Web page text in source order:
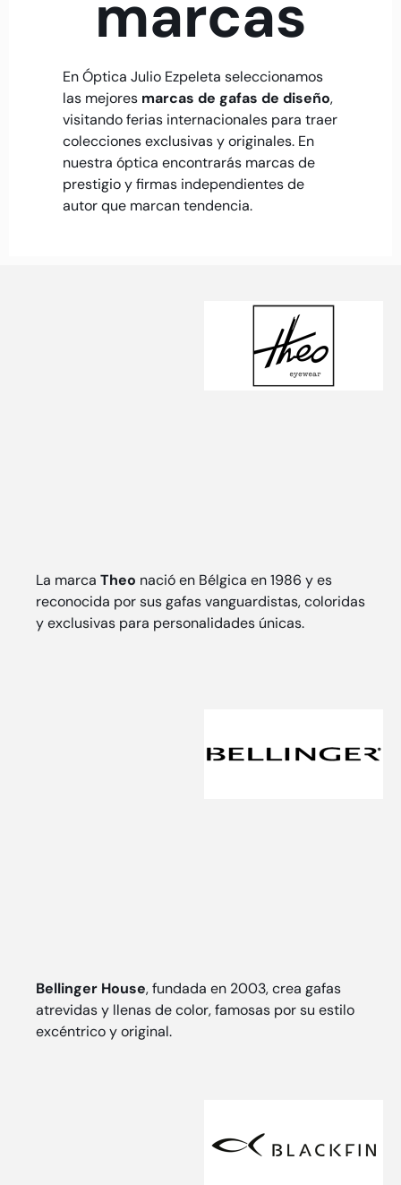
marcas
En Óptica Julio Ezpeleta seleccionamos
las mejores marcas de gafas de diseño,
visitando ferias internacionales para traer
colecciones exclusivas y originales. En
nuestra óptica encontrarás marcas de
prestigio y firmas independientes de
autor que marcan tendencia.
La marca Theo nació en Bélgica en 1986 y es
reconocida por sus gafas vanguardistas, coloridas
y exclusivas para personalidades únicas.
Bellinger House, fundada en 2003, crea gafas
atrevidas y llenas de color, famosas por su estilo
excéntrico y original.